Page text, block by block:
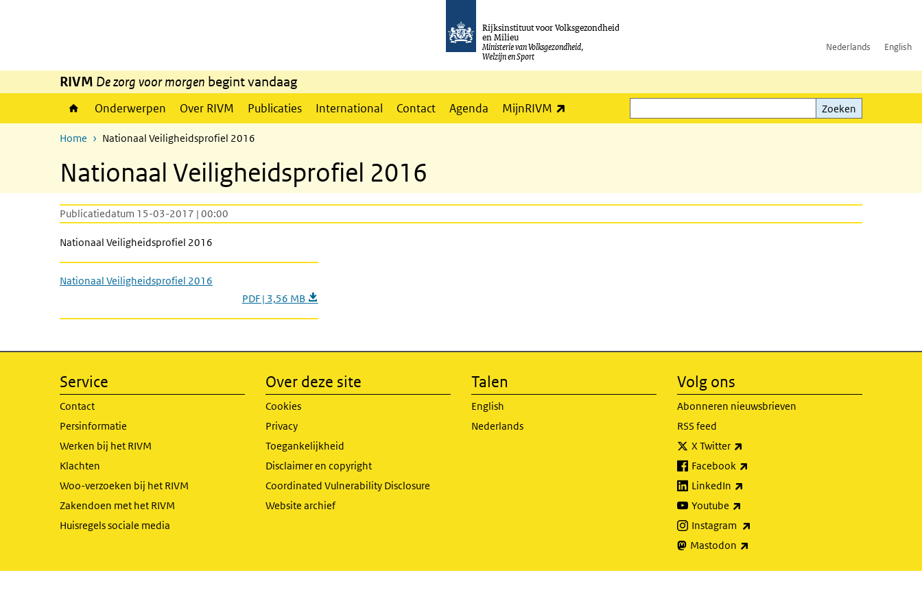
Rijksinstituut voor Volksgezondheid
en Milieu
Ministerie van Volksgezondheid,
Welzijn en Sport
Nederlands English
RIVM De zorg voor morgen begint vandaag
Onderwerpen Over RIVM Publicaties International Contact Agenda MijnRIVM
Zoeken
Zoeken
Home Nationaal Veiligheidsprofiel 2016
Nationaal Veiligheidsprofiel 2016
Publicatiedatum 15-03-2017 | 00:00
Nationaal Veiligheidsprofiel 2016
Nationaal Veiligheidsprofiel 2016
PDF | 3,56 MB
Service
Contact
Persinformatie
Werken bij het RIVM
Klachten
Woo-verzoeken bij het RIVM
Zakendoen met het RIVM
Huisregels sociale media
Over deze site
Cookies
Privacy
Toegankelijkheid
Disclaimer en copyright
Coordinated Vulnerability Disclosure
Website archief
Talen
English
Nederlands
Volg ons
Abonneren nieuwsbrieven
RSS feed
X Twitter
Facebook
LinkedIn
Youtube
Instagram
Mastodon